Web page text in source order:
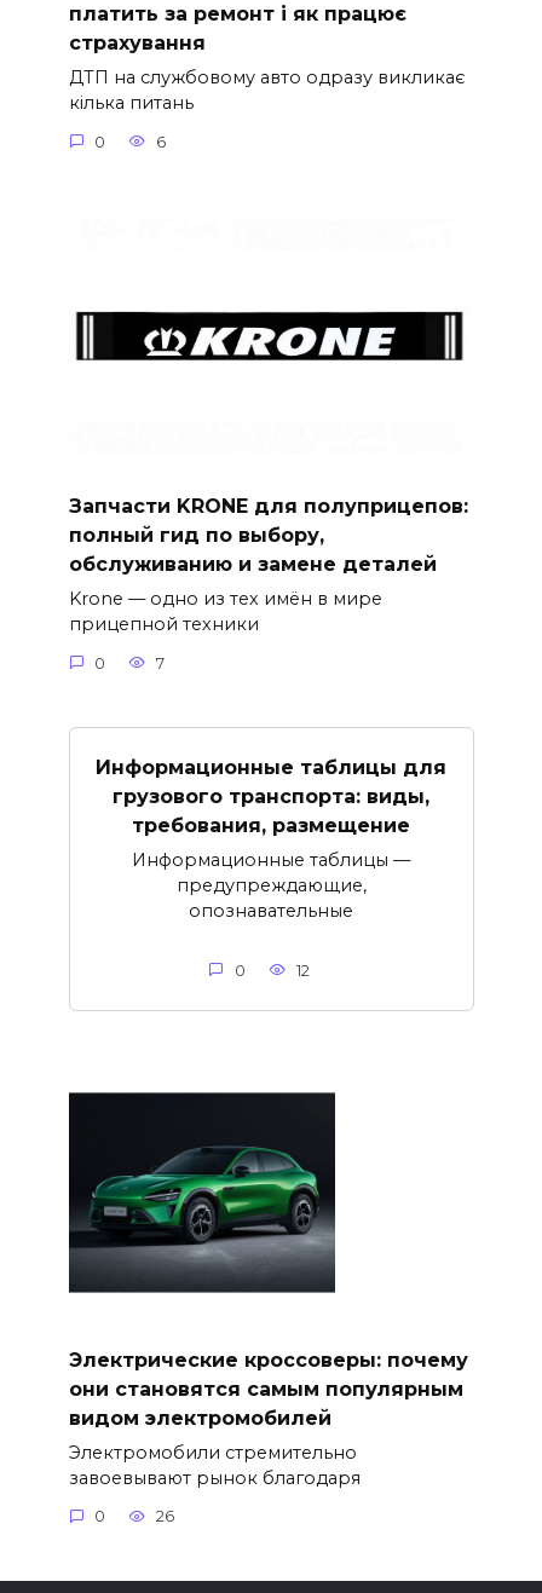
платить за ремонт і як працює
страхування
ДТП на службовому авто одразу викликає
кілька питань
0 6
Запчасти KRONE для полуприцепов:
полный гид по выбору,
обслуживанию и замене деталей
Krone — одно из тех имён в мире
прицепной техники
0 7
Информационные таблицы для
грузового транспорта: виды,
требования, размещение
Информационные таблицы —
предупреждающие,
опознавательные
0 12
Электрические кроссоверы: почему
они становятся самым популярным
видом электромобилей
Электромобили стремительно
завоевывают рынок благодаря
0 26